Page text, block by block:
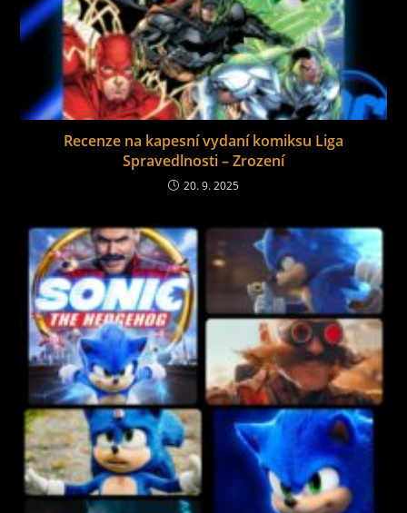
Recenze na kapesní vydaní komiksu Liga
Spravedlnosti – Zrození
20. 9. 2025